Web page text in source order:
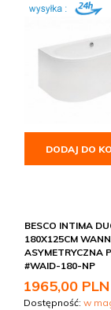
DODAJ DO
BESCO INTIMA
180X125CM
ASYMETRYCZNA
#WAID-180-NP
1965,00 PLN
Dostępność: w